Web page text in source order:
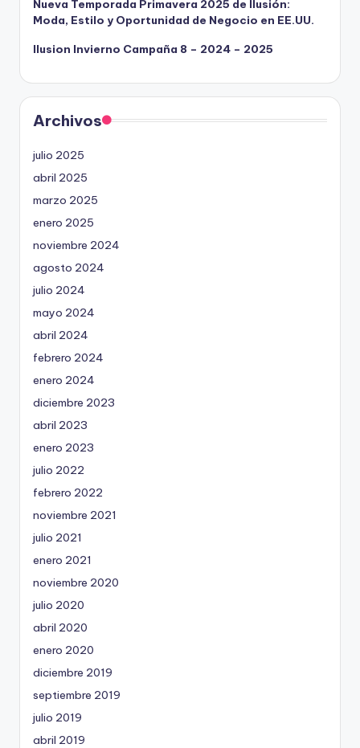
Nueva Temporada Primavera 2025 de Ilusión:
Moda, Estilo y Oportunidad de Negocio en EE.UU.
Ilusion Invierno Campaña 8 – 2024 – 2025
Archivos
julio 2025
abril 2025
marzo 2025
enero 2025
noviembre 2024
agosto 2024
julio 2024
mayo 2024
abril 2024
febrero 2024
enero 2024
diciembre 2023
abril 2023
enero 2023
julio 2022
febrero 2022
noviembre 2021
julio 2021
enero 2021
noviembre 2020
julio 2020
abril 2020
enero 2020
diciembre 2019
septiembre 2019
julio 2019
abril 2019